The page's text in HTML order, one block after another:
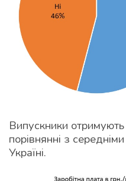
Випускники отримують
порівнянні з
Україні.